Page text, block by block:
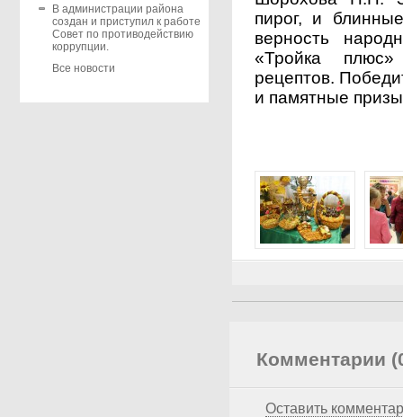
В администрации района
создан и приступил к работе
Совет по противодействию
коррупции.
Все новости
пирог, и
верность
«Тройка
рецептов.
и памятные
Комментарии
Оставить